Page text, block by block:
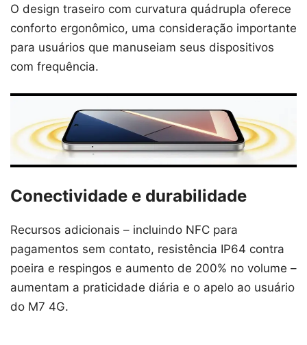
O design traseiro com curvatura quádrupla oferece
conforto ergonômico, uma consideração importante
para usuários que manuseiam seus dispositivos
com frequência.
Conectividade e durabilidade
Recursos adicionais – incluindo NFC para
pagamentos sem contato, resistência IP64 contra
poeira e respingos e aumento de 200% no volume –
aumentam a praticidade diária e o apelo ao usuário
do M7 4G.